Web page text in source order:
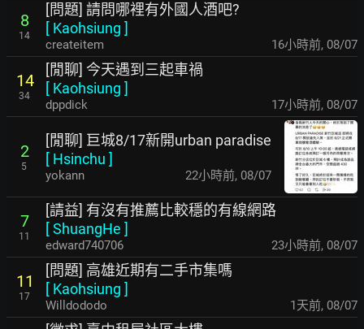
8
14
[問題] 請問哪裡有外國人酒吧?
[ Kaohsiung ]
createitem 16小時前, 08/07
14
34
[閒聊] 今天遇到三起車禍
[ Kaohsiung ]
dppdick 17小時前, 08/07
2
5
[閒聊] 巨城8/17新開urban paradise
[ Hsinchu ]
yokann 22小時前, 08/07
7
11
[請益] 有沒有推薦比較穩的有線網路
[ShuangHe ]
edward740706 23小時前, 08/07
11
17
[問題] 高雄近期有二手市集嗎
[ Kaohsiung ]
Willdododo 1天前, 08/07